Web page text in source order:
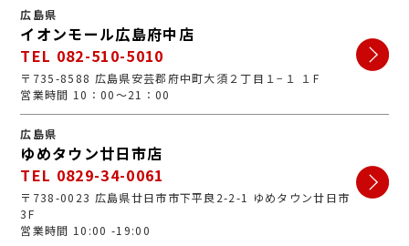
広島県
イオンモール広島府中店
TEL 082-510-5010
〒735-8588 広島県安芸郡府中町大須２丁目１−１ １F
営業時間 10：00～21：00
広島県
ゆめタウン廿日市店
TEL 0829-34-0061
〒738-0023 広島県廿日市市下平良2-2-1 ゆめタウン廿日市
3F
営業時間 10:00 -19:00